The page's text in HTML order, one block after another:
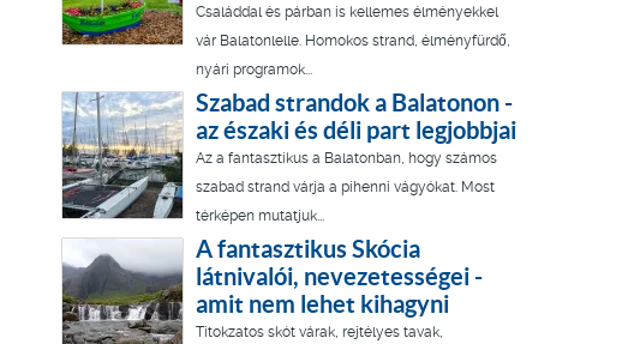
Családdal és párban is kellemes élményekkel
vár Balatonlelle. Homokos strand, élményfürdő,
nyári programok...
Szabad strandok a Balatonon -
az északi és déli part legjobbjai
Az a fantasztikus a Balatonban, hogy számos
szabad strand várja a pihenni vágyókat. Most
térképen mutatjuk...
A fantasztikus Skócia
látnivalói, nevezetességei -
amit nem lehet kihagyni
Titokzatos skót várak, rejtélyes tavak,